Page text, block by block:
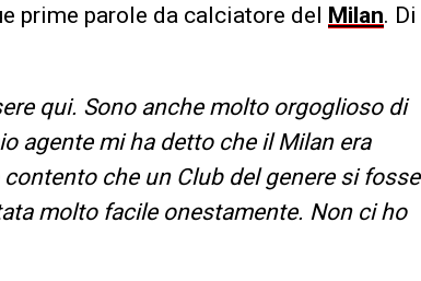
prime parole da calciatore del Milan. Di
qui. Sono anche molto orgoglioso di
agente mi ha detto che il Milan era
che un Club del genere si fosse
molto facile onestamente. Non ci ho